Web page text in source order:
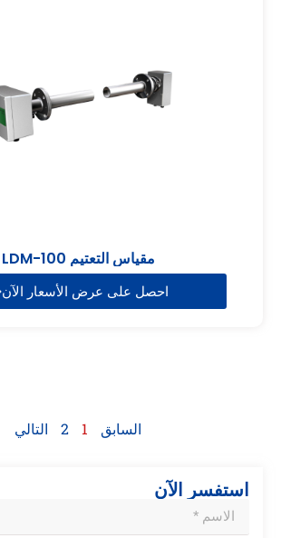
مقياس التعتيم LDM-100
احصل على عرض الأسعار الآن
السابق 1
2 التالي
استفسر الآن